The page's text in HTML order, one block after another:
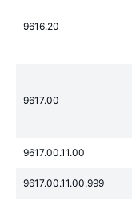
9616.20
9617.00
9617.00.11.00
9617.00.11.00.999